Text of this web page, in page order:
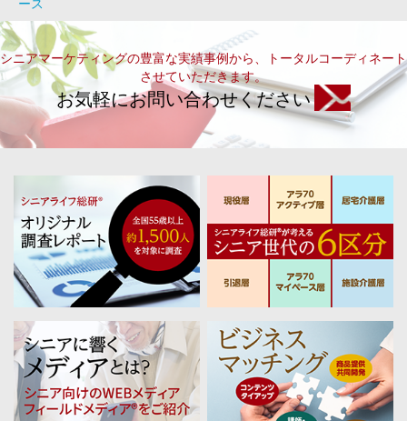
シニアマーケティングの豊富な実績事例から、トータルコーディネート
させていただきます。
お気軽にお問い合わせください